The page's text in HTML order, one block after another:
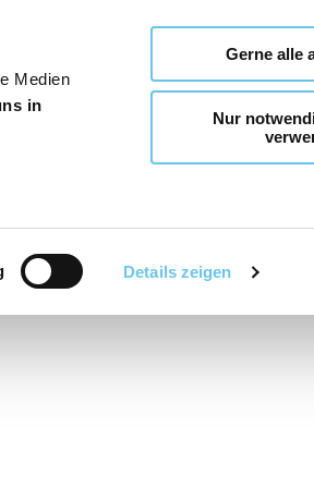
Medien
in
Details zeigen
Gerne alle
Nur